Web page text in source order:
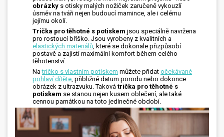
obrázky s otisky malých nožiček zaručeně vykouzlí
úsměv na tváři nejen budoucí mamince, ale i celému
jejímu okolí.
Trička pro těhotné s potiskem jsou speciálně navržena
pro rostoucí bříško. Jsou vyrobeny z kvalitních a
elastických materiálů , které se dokonale přizpůsobí
postavě a zajistí maximální komfort během celého
těhotenství.
Natričko s vlastním potiskem můžete přidat očekávané
pohlaví dítěte , přibližné datum porodu nebo dokonce
obrázek z ultrazvuku. Taková trička pro těhotné s
potiskem se stanou nejen kusem oblečení, ale také
cennou památkou na toto jedinečné období.